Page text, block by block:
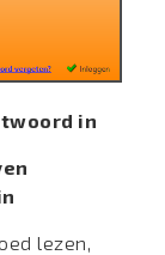
in
lezen,